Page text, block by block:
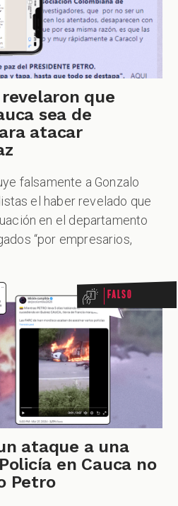
que
sea de
atacar
falsamente a Gonzalo
el haber revelado que
en el departamento
“por empresarios,
Falso
ataque a una
en Cauca no
Petro